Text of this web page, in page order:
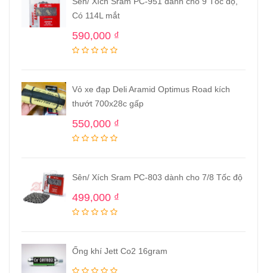
Có 114L mắt
590,000 ₫
Vỏ xe đạp Deli Aramid Optimus Road kích
thướt 700x28c gấp
550,000 ₫
Sên/ Xích Sram PC-803 dành cho 7/8 Tốc độ
499,000 ₫
Ống khí Jett Co2 16gram